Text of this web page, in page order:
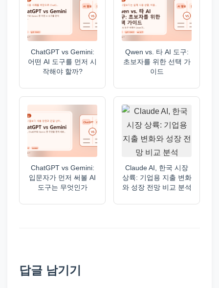
ChatGPT vs Gemini:
어떤 AI 도구를 먼저 시
작해야 할까?
Qwen vs. 타 AI 도구:
초보자를 위한 선택 가
이드
ChatGPT vs Gemini:
입문자가 먼저 써볼 AI
도구는 무엇인가
Claude AI, 한국 시장
상륙: 기업용 지출 변화
와 성장 전망 비교 분석
답글 남기기